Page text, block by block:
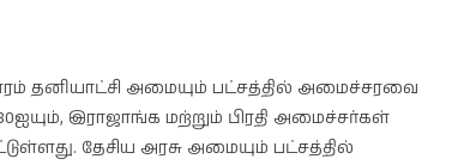
தனியாட்சி அமையும் பட்சத்தில் அமைச்சரவை
இராஜாங்க மற்றும் பிரதி அமைச்சர்கள்
தேசிய அரசு அமையும் பட்சத்தில்